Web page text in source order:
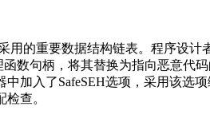
采用的重要数据结构链表。程序
数句柄，将其替换为指向恶意代
加入了SafeSEH选项，采用该
查。